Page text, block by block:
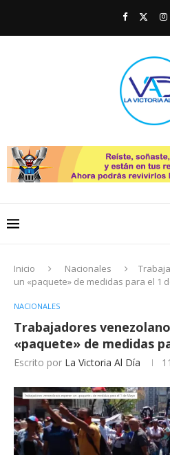
Inicio Nacionales
un «paquete» de medidas para el 1
NACIONALES
Trabajadores
«paquete» de medidas
Escrito por La Victoria Al Día